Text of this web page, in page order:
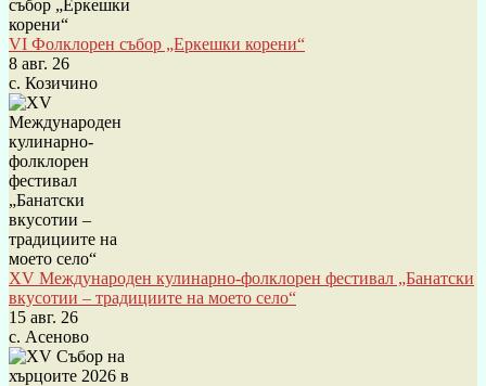
VI Фолклорен събор „Еркешки корени“
8 авг. 26
с. Козичино
XV Международен кулинарно-фолклорен фестивал „Банатски
вкусотии – традициите на моето село“
15 авг. 26
с. Асеново